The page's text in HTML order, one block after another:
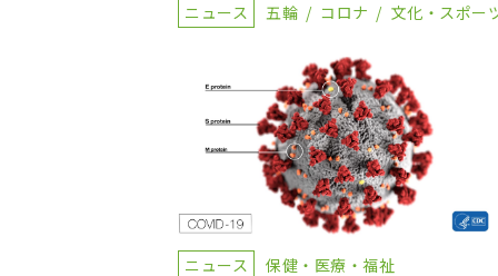
ニュース 五輪 コロナ 文化・スポー
ニュース 保健・医療・福祉